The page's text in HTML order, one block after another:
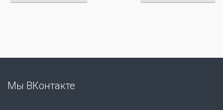
Мы ВКонтакте